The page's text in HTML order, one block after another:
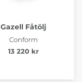
Gazell Fåtölj
Conform
13 220 kr